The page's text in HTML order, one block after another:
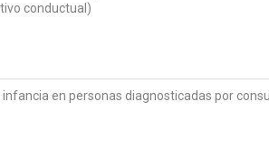
conductual)
infancia en personas diagnosticadas por